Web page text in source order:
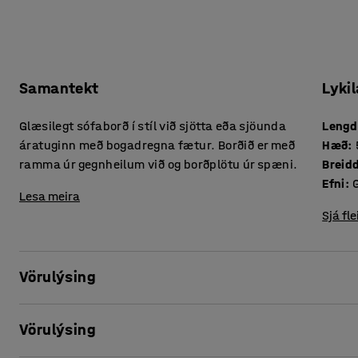
Samantekt
Glæsilegt sófaborð í stíl við sjötta eða sjöunda
áratuginn með bogadregna fætur. Borðið er með
ramma úr gegnheilum við og borðplötu úr spæni.
Lesa meira
Lengd
Hæð:
Breidd
Efni:
Sjá
Vörulýsing
er í 1950/1960 stíl með bogadregna fætur og passar við
Vörulýsing